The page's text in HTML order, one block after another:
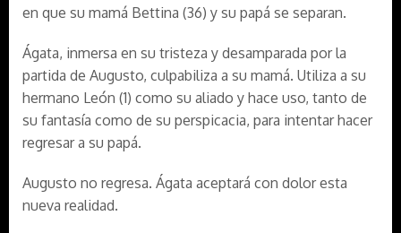
en que su mamá Bettina (36) y su papá se separan.
Ágata, inmersa en su tristeza y desamparada por la
partida de Augusto, culpabiliza a su mamá. Utiliza a su
hermano León (1) como su aliado y hace uso, tanto de
su fantasía como de su perspicacia, para intentar hacer
regresar a su papá.
Augusto no regresa. Ágata aceptará con dolor esta
nueva realidad.